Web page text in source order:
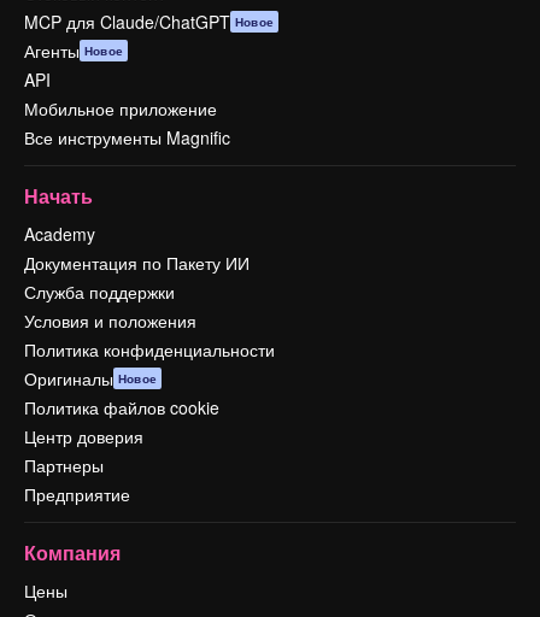
MCP для Claude/ChatGPT Новое
Агенты Новое
API
Мобильное приложение
Все инструменты Magnific
Начать
Academy
Документация по Пакету ИИ
Служба поддержки
Условия и положения
Политика конфиденциальности
Оригиналы Новое
Политика файлов cookie
Центр доверия
Партнеры
Предприятие
Компания
Цены